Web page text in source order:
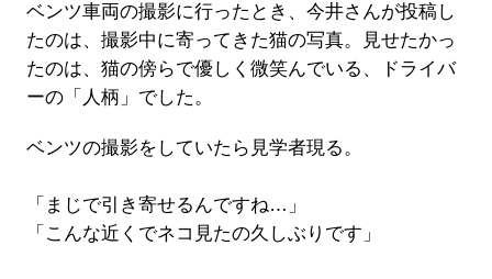
ベンツ車両の撮影に行ったとき、今井さんが投稿し
たのは、撮影中に寄ってきた猫の写真。見せたかっ
たのは、猫の傍らで優しく微笑んでいる、ドライバ
ーの「人柄」でした。
ベンツの撮影をしていたら見学者現る。
「まじで引き寄せるんですね…」
「こんな近くでネコ見たの久しぶりです」